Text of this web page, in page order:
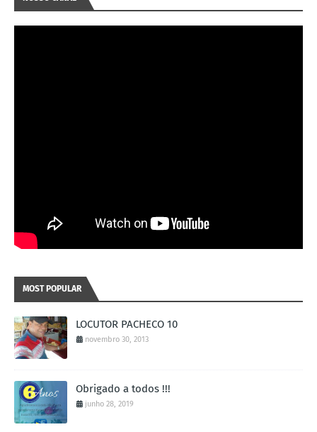
MOST POPULAR
LOCUTOR PACHECO 10
novembro 30, 2013
Obrigado a todos !!!
junho 28, 2019